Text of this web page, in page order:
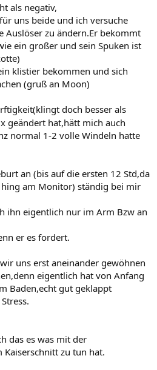
als negativ,
uns beide und ich versuche
Auslöser zu ändern.Er bekommt
ein großer und sein Spuken ist
klistier bekommen und sich
(gruß an Moon)
doch besser als
geändert hat,hätt mich auch
normal 1-2 volle Windeln hatte
an (bis auf die ersten 12 Std,da
am Monitor) ständig bei mir
ihn eigentlich nur im Arm Bzw an
er es fordert.
uns erst aneinander gewöhnen
eigentlich hat von Anfang
Baden,echt gut geklappt
das es was mit der
Kaiserschnitt zu tun hat.